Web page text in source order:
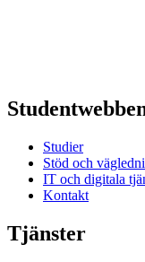
Studier
Stöd och
IT och digitala
Kontakt
Tjänster